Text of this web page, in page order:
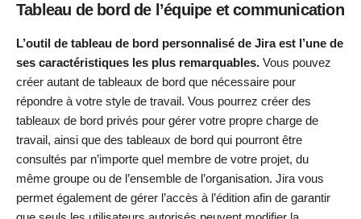
Tableau de bord de l’équipe et communication
L’outil de tableau de bord personnalisé de Jira est l’une de
ses caractéristiques les plus remarquables. Vous pouvez
créer autant de tableaux de bord que nécessaire pour
répondre à votre style de travail. Vous pourrez créer des
tableaux de bord privés pour gérer votre propre charge de
travail, ainsi que des tableaux de bord qui pourront être
consultés par n’importe quel membre de votre projet, du
même groupe ou de l’ensemble de l’organisation. Jira vous
permet également de gérer l’accès à l’édition afin de garantir